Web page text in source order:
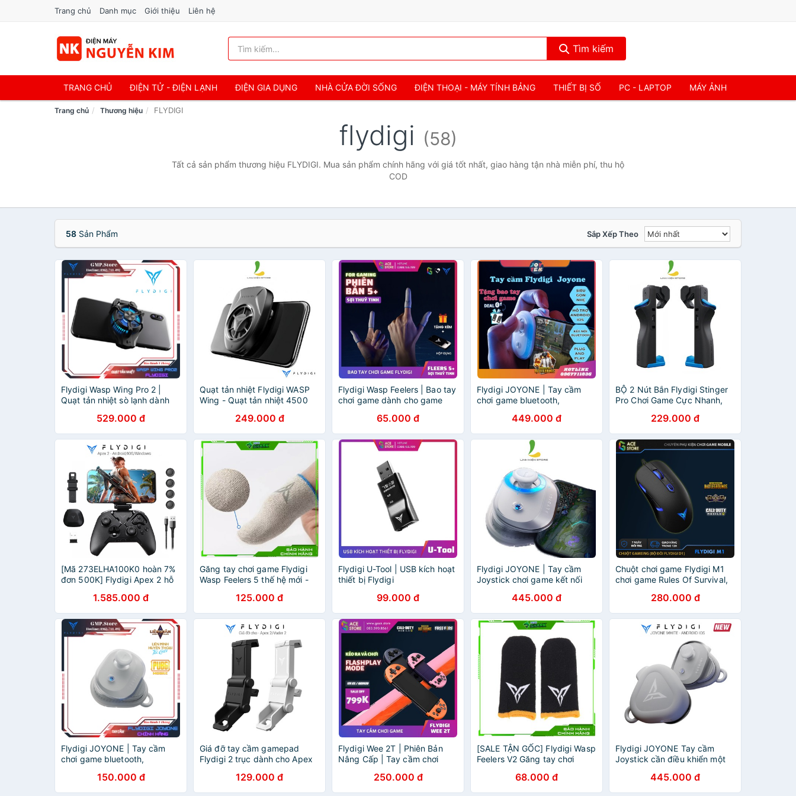
Trang chủ Danh mục Giới thiệu Liên hệ
Tìm kiếm
TRANG CHỦ ĐIỆN TỬ - ĐIỆN LẠNH ĐIỆN GIA DỤNG NHÀ CỬA ĐỜI SỐNG ĐIỆN THOẠI - MÁY TÍNH BẢNG THIẾT BỊ SỐ PC - LAPTOP MÁY ẢNH
Trang chủ Thương hiệu FLYDIGI
flydigi (58)
Tất cả sản phẩm thương hiệu FLYDIGI. Mua sản phẩm chính hãng với giá tốt nhất, giao hàng tận nhà miễn phí, thu hộ
COD
58 Sản Phẩm Sắp Xếp Theo
Flydigi Wasp Wing Pro 2 |
Quạt tản nhiệt sò lạnh dành
tới -3 độ C529.000 đ
Quạt tản nhiệt Flydigi WASP
Wing - Quạt tản nhiệt 4500
siêu ngầu249.000 đ
Flydigi Wasp Feelers | Bao tay
chơi game dành cho game
Tốc Chiến, CODM
65.000 đ
Flydigi JOYONE | Tay cầm
chơi game bluetooth,
chơi game liên quân, pubg
449.000 đ
BỘ 2 Nút Bắn Flydigi Stinger
Pro Chơi Game Cực Nhanh,
ROS, Free Fire, BH 12 Tháng
229.000 đ
[Mã 273ELHA100K0 hoàn 7%
đơn 500K] Flydigi Apex 2 hỗ
game không dây - Phiên bản
2021
1.585.000 đ
Găng tay chơi game Flydigi
Wasp Feelers 5 thế hệ mới -
chống mồ hôi, cực nhạy,
không xù vải
125.000 đ
Flydigi U-Tool | USB kích hoạt
thiết bị Flydigi
99.000 đ
Flydigi JOYONE | Tay cầm
Joystick chơi game kết nối
thoại, ipad chơi game liên
quân, pubg
445.000 đ
Chuột chơi game Flydigi M1
chơi game Rules Of Survival,
280.000 đ
Flydigi JOYONE | Tay cầm
chơi game bluetooth,
chơi game liên quân, pubg (
Chính Hãng )
150.000 đ
Giá đỡ tay cầm gamepad
Flydigi 2 trục dành cho Apex
129.000 đ
Flydigi Wee 2T | Phiên Bản
Nâng Cấp | Tay cầm chơi
cho iOS và Android
250.000 đ
[SALE TẬN GỐC] Flydigi Wasp
Feelers V2 Găng tay chơi
chống mồ hôi, Siêu Nhạy
68.000 đ
Flydigi JOYONE Tay cầm
Joystick cần điều khiển một
Android IOS tùy chọn phiên
bản
445.000 đ